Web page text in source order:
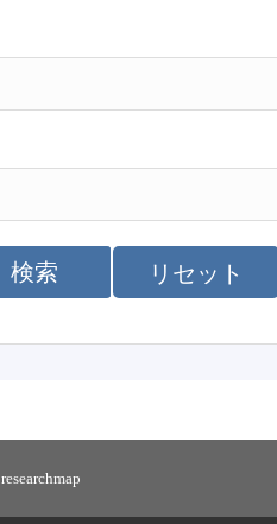
リセット
検索
researchmap